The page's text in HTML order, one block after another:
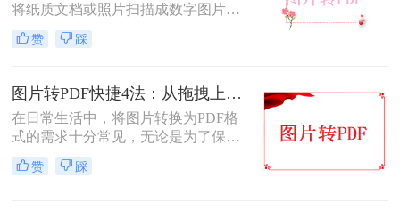
将纸质文档或照片扫描成数字图片，
并进一步将这些图片转换成PDF格
式，以便于分享、存储和查阅。那么
介绍四种将扫描图片转换成PDF的方
法。
赞 踩
图片转PDF快捷4法：从拖拽上传到批量导出的操作流程！
在日常生活中，将图片转换为PDF格
式的需求十分常见，无论是为了保存
照片、制作电子相册，还是为了提交
报告和简历中的图片资料。那么图片
赞 踩